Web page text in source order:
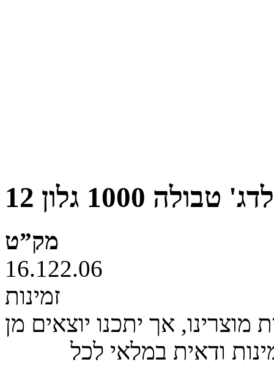
מק”ט
16.122.06
זמינות
אך יתכנו יוצאים מן
ודאית במלאי לכל